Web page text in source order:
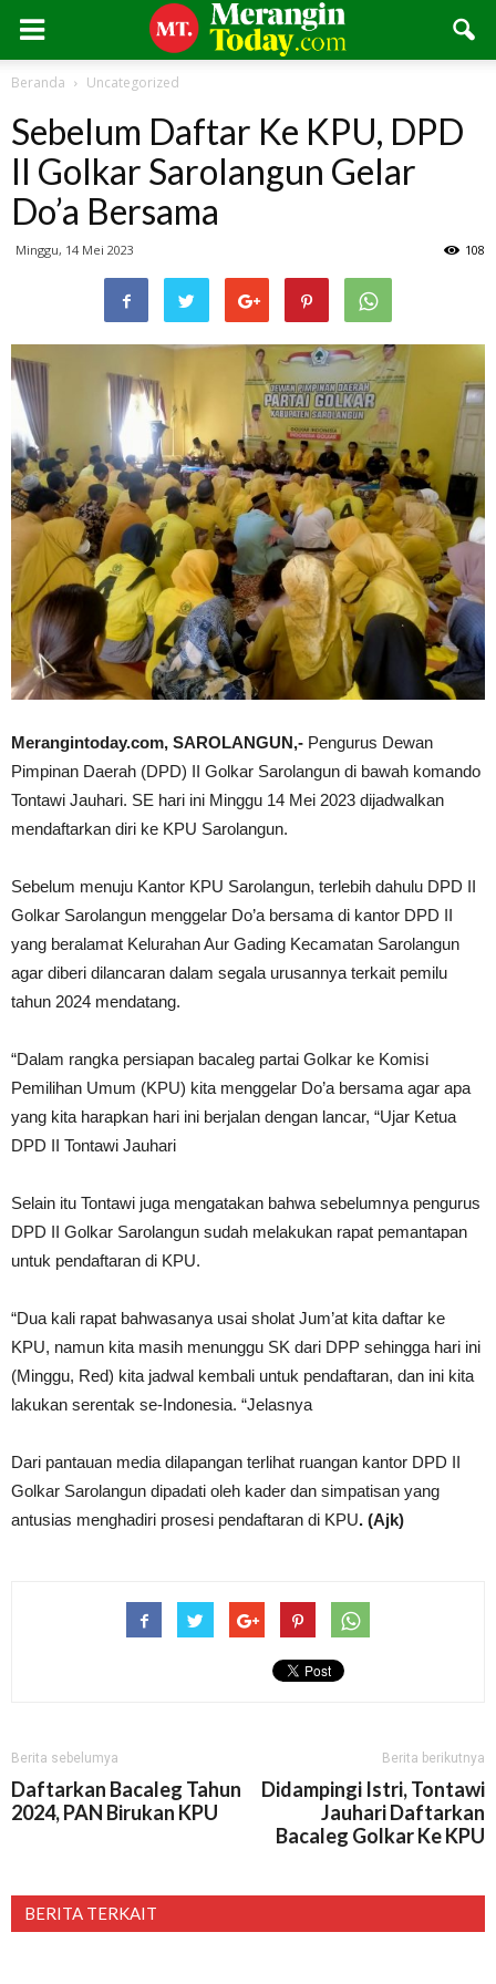
Beranda Uncategorized
Sebelum Daftar Ke KPU, DPD
II Golkar Sarolangun Gelar
Do’a Bersama
Minggu, 14 Mei 2023 108
Merangintoday.com, SAROLANGUN,- Pengurus Dewan
Pimpinan Daerah (DPD) II Golkar Sarolangun di bawah komando
Tontawi Jauhari. SE hari ini Minggu 14 Mei 2023 dijadwalkan
mendaftarkan diri ke KPU Sarolangun.
Sebelum menuju Kantor KPU Sarolangun, terlebih dahulu DPD II
Golkar Sarolangun menggelar Do’a bersama di kantor DPD II
yang beralamat Kelurahan Aur Gading Kecamatan Sarolangun
agar diberi dilancaran dalam segala urusannya terkait pemilu
tahun 2024 mendatang.
“Dalam rangka persiapan bacaleg partai Golkar ke Komisi
Pemilihan Umum (KPU) kita menggelar Do’a bersama agar apa
yang kita harapkan hari ini berjalan dengan lancar, “Ujar Ketua
DPD II Tontawi Jauhari
Selain itu Tontawi juga mengatakan bahwa sebelumnya pengurus
DPD II Golkar Sarolangun sudah melakukan rapat pemantapan
untuk pendaftaran di KPU.
“Dua kali rapat bahwasanya usai sholat Jum’at kita daftar ke
KPU, namun kita masih menunggu SK dari DPP sehingga hari ini
(Minggu, Red) kita jadwal kembali untuk pendaftaran, dan ini kita
lakukan serentak se-Indonesia. “Jelasnya
Dari pantauan media dilapangan terlihat ruangan kantor DPD II
Golkar Sarolangun dipadati oleh kader dan simpatisan yang
antusias menghadiri prosesi pendaftaran di KPU. (Ajk)
Berita sebelumya
Daftarkan Bacaleg Tahun
2024, PAN Birukan KPU
Berita berikutnya
Didampingi Istri, Tontawi
Jauhari Daftarkan
Bacaleg Golkar Ke KPU
BERITA TERKAIT